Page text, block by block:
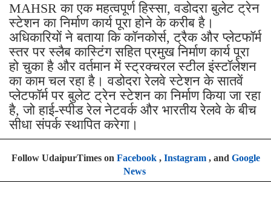
MAHSR का एक महत्वपूर्ण हिस्सा, वडोदरा बुलेट ट्रेन
स्टेशन का निर्माण कार्य पूरा होने के करीब है।
अधिकारियों ने बताया कि कॉनकोर्स, ट्रैक और प्लेटफॉर्म
स्तर पर स्लैब कास्टिंग सहित प्रमुख निर्माण कार्य पूरा
हो चुका है और वर्तमान में स्ट्रक्चरल स्टील इंस्टॉलेशन
का काम चल रहा है। वडोदरा रेलवे स्टेशन के सातवें
प्लेटफॉर्म पर बुलेट ट्रेन स्टेशन का निर्माण किया जा रहा
है, जो हाई-स्पीड रेल नेटवर्क और भारतीय रेलवे के बीच
सीधा संपर्क स्थापित करेगा।
Follow UdaipurTimes on Facebook, Instagram, and Google
News